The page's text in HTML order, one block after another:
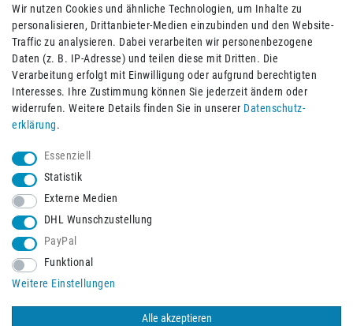
Impressum Daten­schutz­erklärung AGB
Wir nutzen Cookies und ähnliche Technologien, um Inhalte zu
personalisieren, Drittanbieter-Medien einzubinden und den Website-
Traffic zu analysieren. Dabei verarbeiten wir personenbezogene
Daten (z. B. IP-Adresse) und teilen diese mit Dritten. Die
Verarbeitung erfolgt mit Einwilligung oder aufgrund berechtigten
Interesses. Ihre Zustimmung können Sie jederzeit ändern oder
widerrufen. Weitere Details finden Sie in unserer Daten­schutz­
erklärung.
Essenziell
Statistik
Externe Medien
DHL Wunschzustellung
PayPal
Funktional
Weitere Einstellungen
Alle akzeptieren